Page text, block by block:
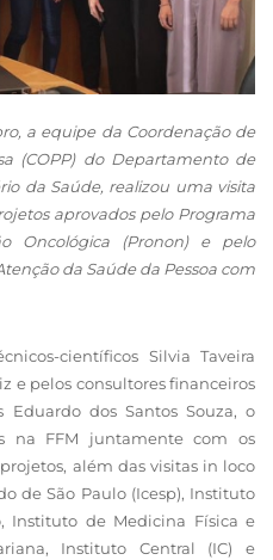
a equipe da Coordenação de
(COPP) do Departamento de
da Saúde, realizou uma visita
aprovados pelo Programa
Oncológica (Pronon) e pelo
da Saúde da Pessoa com
científicos Silvia Taveira
e pelos consultores financeiros
dos Santos Souza, o
na FFM juntamente com os
além das visitas in loco
de São Paulo (Icesp), Instituto
Instituto de Medicina Física e
Instituto Central (IC) e